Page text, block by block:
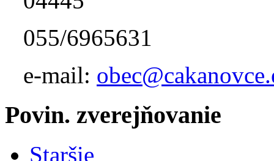
055/6965631
e-mail:
Povin. zverejňovanie
Staršie